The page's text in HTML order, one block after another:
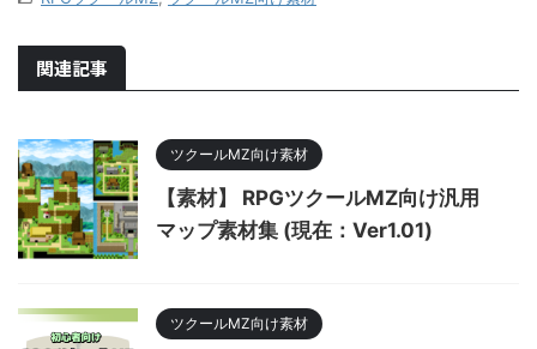
関連記事
ツクールMZ向け素材
【素材】 RPGツクールMZ向け汎用
マップ素材集 (現在：Ver1.01)
ツクールMZ向け素材